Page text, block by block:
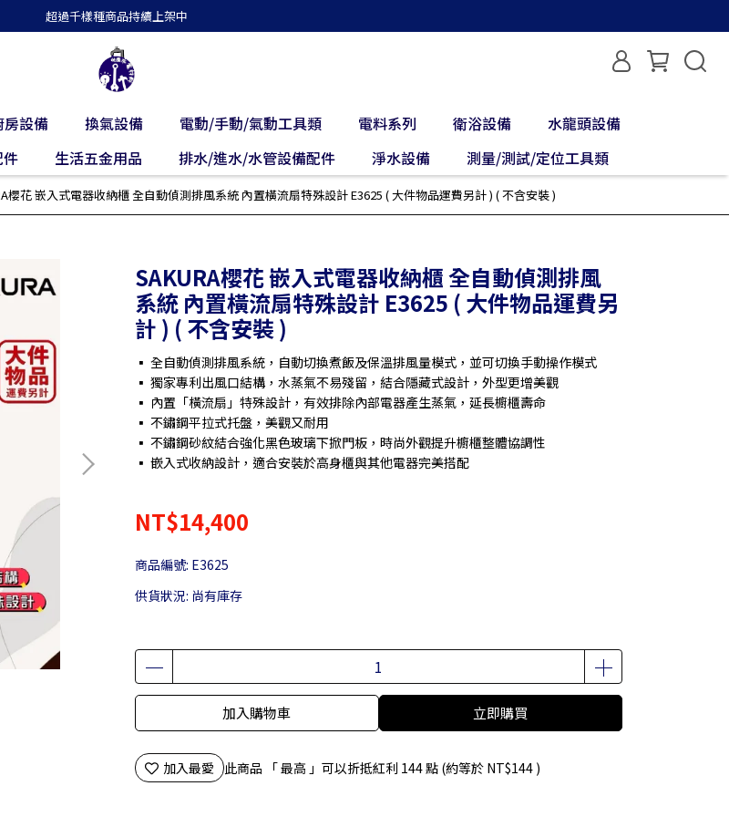
超過千樣種商品持續上架中
房設備 換氣設備 電動/手動/氣動工具類 電料系列 衛浴設備
水龍頭設備
生活五金用品 排水/進水/水管設備配件 淨水設備 測量/測試/定位工具類
櫻花 嵌入式電器收納櫃 全自動偵測排風系統 內置橫流扇特殊設計 E3625 ( 大件物品運費另計 ) ( 不含安裝 )
SAKURA櫻花 嵌入式電器收納櫃 全自動偵測排風
系統 內置橫流扇特殊設計 E3625 ( 大件物品運費另
計 ) ( 不含安裝 )
▪ 全自動偵測排風系統，自動切換煮飯及保溫排風量模式，並可切換手動操作模式
▪ 獨家專利出風口結構，水蒸氣不易殘留，結合隱藏式設計，外型更增美觀
▪ 內置「橫流扇」特殊設計，有效排除內部電器產生蒸氣，延長櫥櫃壽命
▪ 不鏽鋼平拉式托盤，美觀又耐用
▪ 不鏽鋼砂紋結合強化黑色玻璃下掀門板，時尚外觀提升櫥櫃整體協調性
▪ 嵌入式收納設計，適合安裝於高身櫃與其他電器完美搭配
NT$14,400
商品編號: E3625
供貨狀況: 尚有庫存
加入購物車 立即購買
加入最愛 此商品 「 最高 」可以折抵紅利 144點 (約等於 NT$144 )